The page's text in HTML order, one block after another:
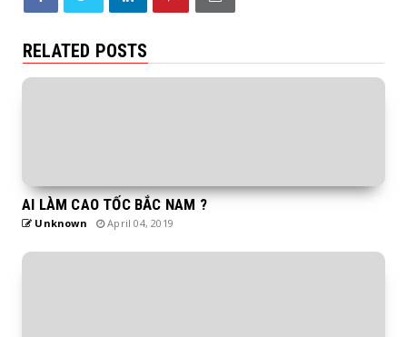
RELATED POSTS
AI LÀM CAO TỐC BẮC NAM ?
Unknown April 04, 2019